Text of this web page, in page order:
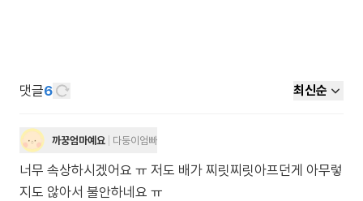
댓글6 최신순
까꿍엄마예요 다둥이엄빠
너무 속상하시겠어요 ㅠ 저도 배가 찌릿찌릿아프던게 아무렇
지도 않아서 불안하네요 ㅠ